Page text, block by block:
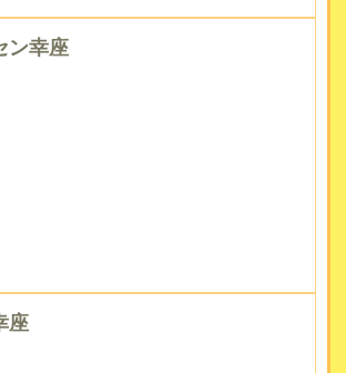
ン幸座
座